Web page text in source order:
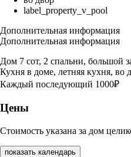
label_property_v_pool
Дополнительная информация
Дополнительная информация
Дом 7 сот, 2 спальни, большой
Кухня в доме, летняя кухня, во
Каждый последующий 1000₽
Цены
Стоимость указана за дом
показать календарь